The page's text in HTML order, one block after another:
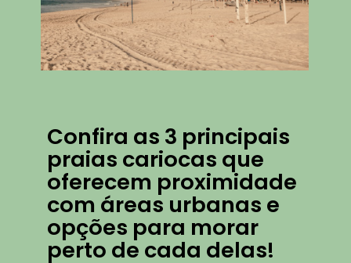
Confira as 3 principais
praias cariocas que
oferecem proximidade
com áreas urbanas e
opções para morar
perto de cada delas!